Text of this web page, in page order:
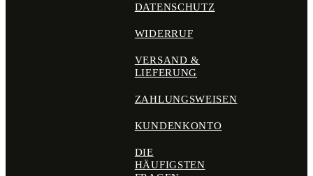
DATENSCHUTZ
WIDERRUF
VERSAND &
LIEFERUNG
ZAHLUNGSWEISEN
KUNDENKONTO
DIE
HÄUFIGSTEN